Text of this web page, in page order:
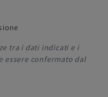
tra i dati indicati e i
essere confermato dal